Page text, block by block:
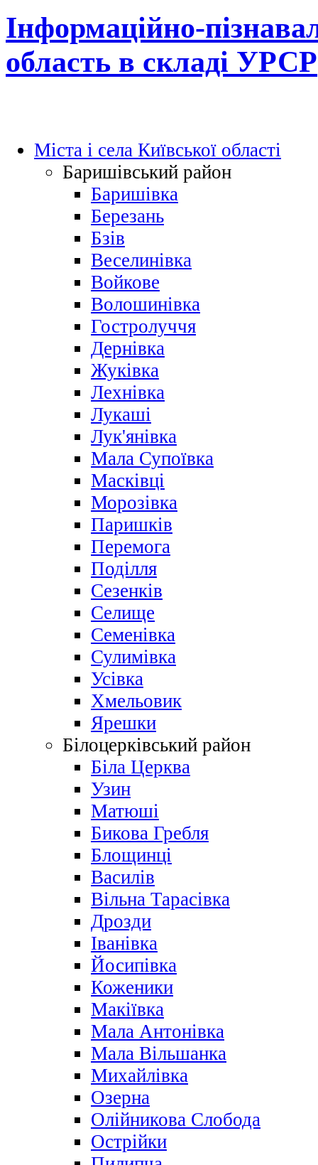
Інформаційно-
область в складі УРСР
Міста і села Київської області
Баришівський район
Баришівка
Березань
Бзів
Веселинівка
Войкове
Волошинівка
Гостролуччя
Дернівка
Жуківка
Лехнівка
Лукаші
Лук'янівка
Мала Супоївка
Масківці
Морозівка
Паришків
Перемога
Поділля
Сезенків
Селище
Семенівка
Сулимівка
Усівка
Хмельовик
Ярешки
Білоцерківський район
Біла Церква
Узин
Матюші
Бикова Гребля
Блощинці
Василів
Вільна Тарасівка
Дрозди
Іванівка
Йосипівка
Коженики
Макіївка
Мала Антонівка
Мала Вільшанка
Михайлівка
Озерна
Олійникова Слобода
Острійки